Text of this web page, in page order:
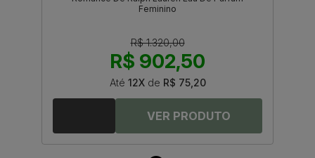
Feminino
R$ 1.320,00
R$ 902,50
Até 12Xde R$ 75,20